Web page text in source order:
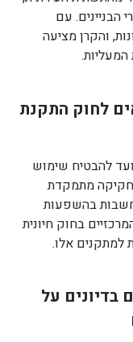
הבניינים. עם
והקרן מציעה
לחוק התקנת
להבטיח שימוש
מתמקדת
בהשפעות
בחוק חיונית
למתקנים אלו.
בדיונים על